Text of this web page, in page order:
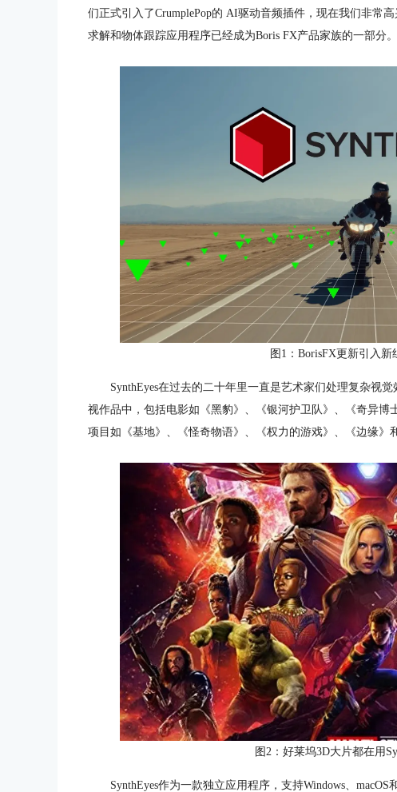
们正式引入了CrumplePop的 AI驱动音频插件，现在我们非常
求解和物体跟踪应用程序已经成为Boris FX产品家族的一部分。
图1：BorisFX更新引入新
SynthEyes在过去的二十年里一直是艺术家们处理复杂视
视作品中，包括电影如《黑豹》、《银河护卫队》、《奇异
项目如《基地》、《怪奇物语》、《权力的游戏》、《边缘》
图2：好莱坞3D大片都在用
SynthEyes作为一款独立应用程序，支持Windows、